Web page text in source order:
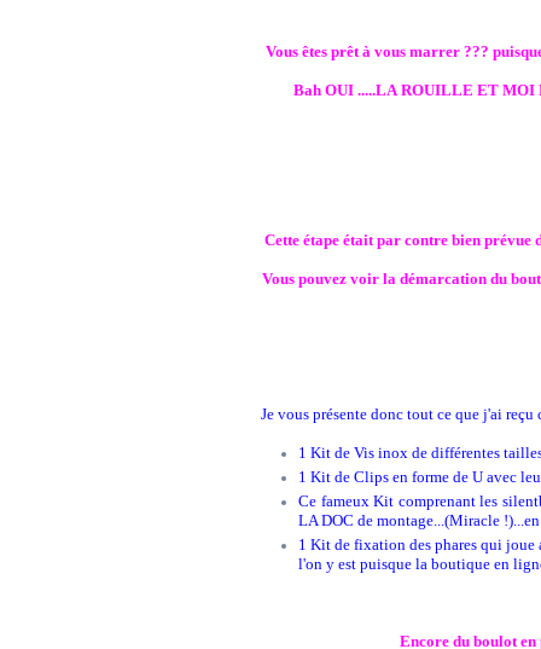
Vous êtes prêt à vous marrer ???
Bah OUI .....LA ROUILLE ET MOI
Cette étape était par contre bien prévue
Vous pouvez voir la démarcation du
Je vous présente donc tout ce que j'ai reçu
1 Kit de Vis inox de différentes
1 Kit de Clips en forme de U avec
Ce fameux Kit comprenant les
LA DOC de montage...(Miracle
1 Kit de fixation des phares qui joue
l'on y est puisque la boutique en
Encore du boulot en